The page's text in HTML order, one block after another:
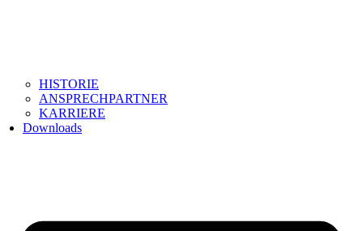
HISTORIE
ANSPRECHPARTNER
KARRIERE
Downloads